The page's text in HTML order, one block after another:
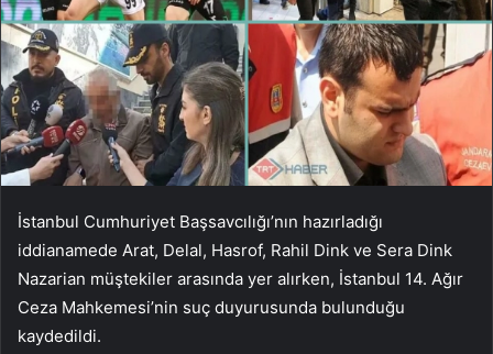
İstanbul Cumhuriyet Başsavcılığı’nın hazırladığı
iddianamede Arat, Delal, Hasrof, Rahil Dink ve Sera Dink
Nazarian müştekiler arasında yer alırken, İstanbul 14. Ağır
Ceza Mahkemesi’nin suç duyurusunda bulunduğu
kaydedildi.